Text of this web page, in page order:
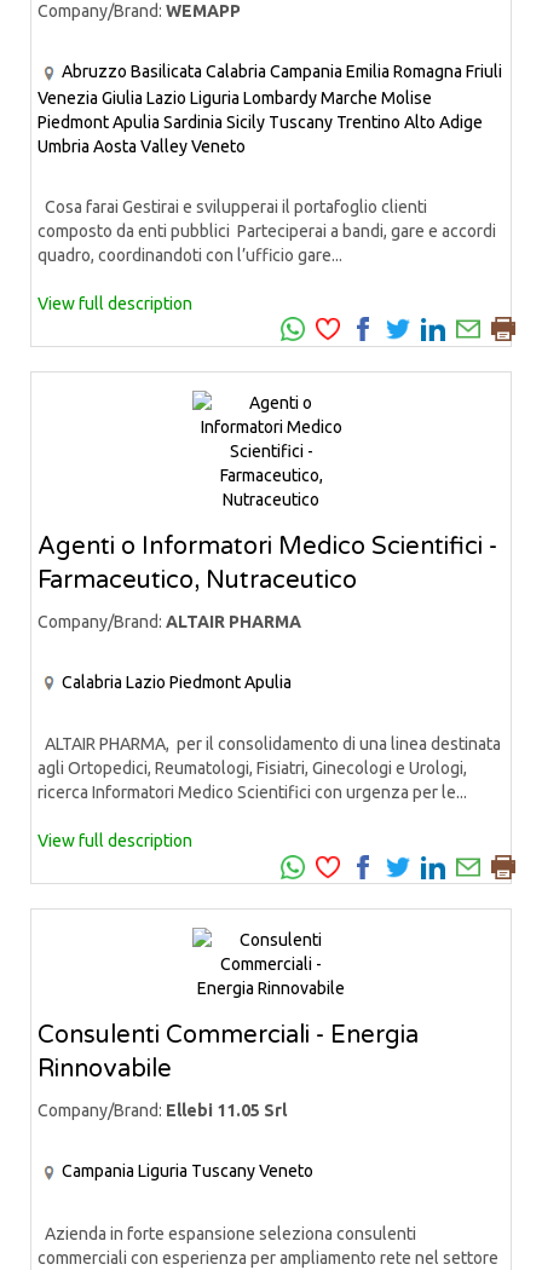
Company/Brand: WEMAPP
Abruzzo Basilicata Calabria Campania Emilia Romagna Friuli
Venezia Giulia Lazio Liguria LombardyMarche Molise
PiedmontApulia Sardinia Sicily Tuscany Trentino Alto Adige
Umbria Aosta ValleyVeneto
Cosa farai Gestirai e svilupperai il portafoglio clienti
composto da enti pubblici Parteciperai a bandi, gare e accordi
quadro, coordinandoti con l’ufficio gare...
View full description
Agenti o Informatori Medico Scientifici -
Farmaceutico, Nutraceutico
Company/Brand: ALTAIR PHARMA
Calabria Lazio PiedmontApulia
ALTAIR PHARMA, per il consolidamento di una linea destinata
agli Ortopedici, Reumatologi, Fisiatri, Ginecologi e Urologi,
ricerca Informatori Medico Scientifici con urgenza per le...
View full description
Consulenti Commerciali - Energia
Rinnovabile
Company/Brand: Ellebi 11.05 Srl
Campania Liguria TuscanyVeneto
Azienda in forte espansione seleziona consulenti
commerciali con esperienza per ampliamento rete nel settore